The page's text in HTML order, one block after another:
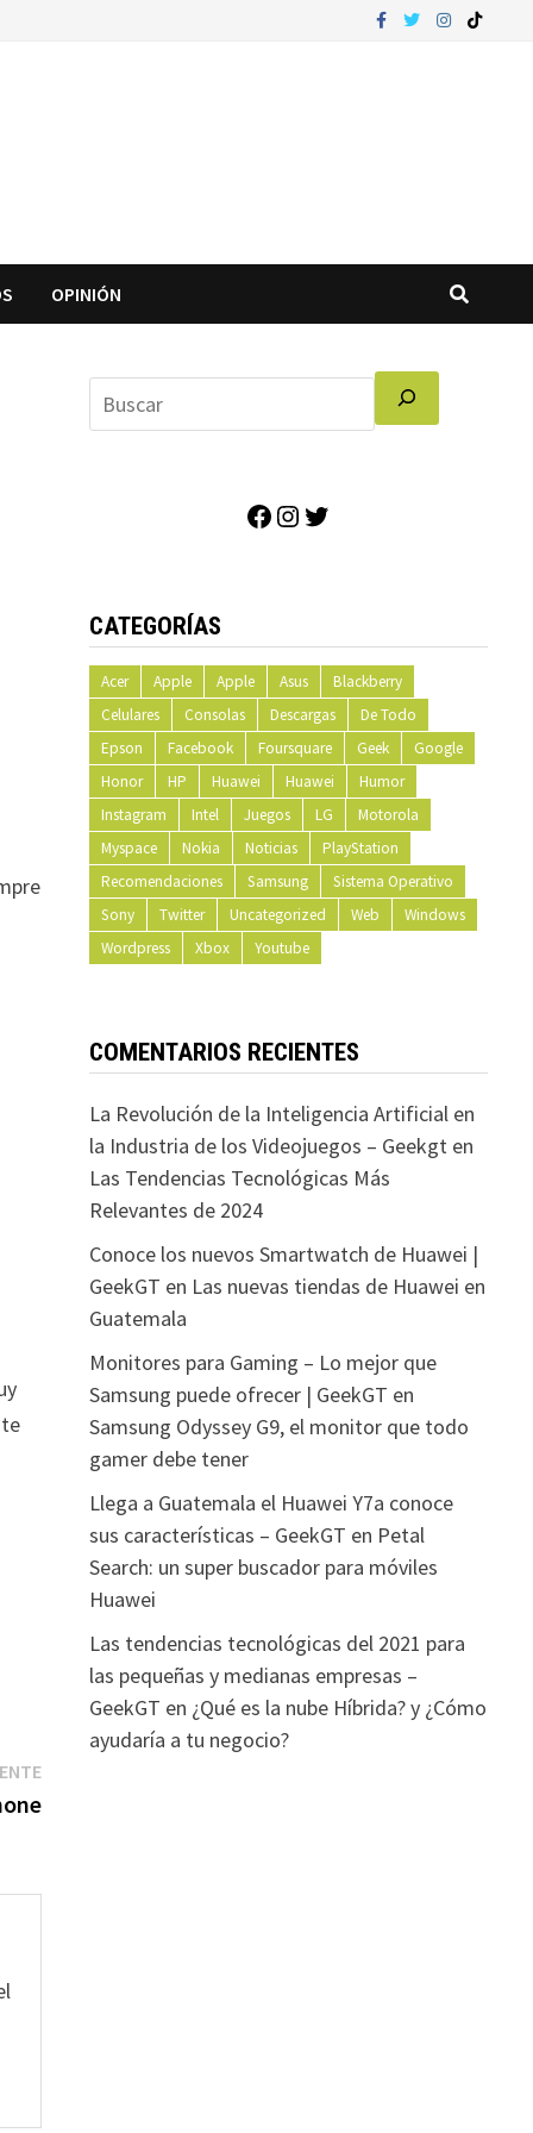
OPINIÓN
Entrada
siguiente:
Facebook
Instagram
CATEGORÍAS
Acer Apple Apple Asus
Blackberry
Celulares
Consolas Descargas
De Todo
Epson
Facebook Foursquare Geek
Google
Honor
HP Huawei Huawei
Humor
Instagram
Intel Juegos LG
Motorola
Myspace
Nokia Noticias
PlayStation
Recomendaciones
Samsung
Sistema Operativo
Sony
Twitter Uncategorized Web
Windows
Wordpress
Xbox Youtube
COMENTARIOS RECIENTES
La Revolución de la Inteligencia Artificial en
la Industria de los Videojuegos – Geekgten
Las Tendencias Tecnológicas Más
Relevantes de 2024
Conoce los nuevos Smartwatch de Huawei |
GeekGT en Las nuevas tiendas de Huawei en
Guatemala
Monitores para Gaming – Lo mejor que
Samsung puede ofrecer | GeekGT en
Samsung Odyssey G9, el monitor que todo
gamer debe tener
Llega a Guatemala el Huawei Y7a conoce
sus características – GeekGT en Petal
Search: un super buscador para móviles
Huawei
Las tendencias tecnológicas del 2021 para
las pequeñas y medianas empresas –
GeekGT en ¿Qué es la nube Híbrida? y ¿Cómo
ayudaría a tu negocio?